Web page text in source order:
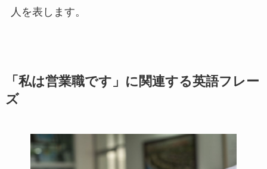
人を表します。
「私は営業職です」に関連する英語フレー
ズ